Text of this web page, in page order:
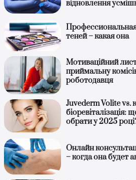
відновлення
теней – какая она
Мотиваційний
приймальну
роботодавця
Juvederm Volite vs.
біоревіталізація:
обрати у 2025
Онлайн
– когда она будет